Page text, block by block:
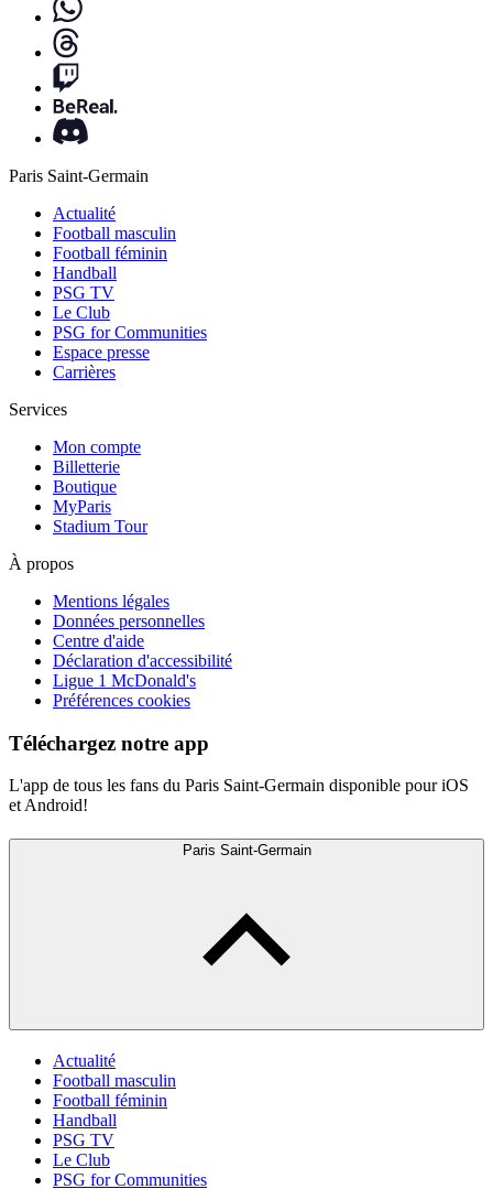
Paris Saint-Germain
Actualité
Football masculin
Football féminin
Handball
PSG TV
Le Club
PSG for Communities
Espace presse
Carrières
Services
Mon compte
Billetterie
Boutique
MyParis
Stadium Tour
À propos
Mentions légales
Données personnelles
Centre d'aide
Déclaration d'accessibilité
Ligue 1 McDonald's
Préférences cookies
Téléchargez notre app
L'app de tous les fans du Paris Saint-Germain disponible pour iOS
et Android!
Paris Saint-Germain
Actualité
Football masculin
Football féminin
Handball
PSG TV
Le Club
PSG for Communities